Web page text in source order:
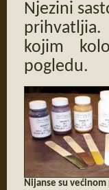
Njezini
kojim
pogledu.
Nijanse su